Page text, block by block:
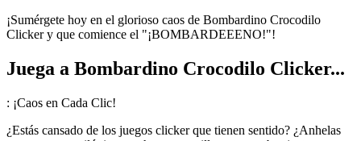
¡Sumérgete hoy en el glorioso caos de Bombardino Crocodilo
Clicker y que comience el "¡BOMBARDEEENO!"!
Juega a Bombardino Crocodilo Clicker...
: ¡Caos en Cada Clic!
¿Estás cansado de los juegos clicker que tienen sentido? ¿Anhelas